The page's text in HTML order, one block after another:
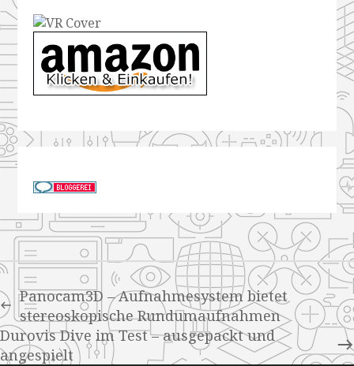
Panocam3D – Aufnahmesystem bietet
stereoskopische Rundumaufnahmen
Durovis Dive im Test – ausgepackt und
angespielt